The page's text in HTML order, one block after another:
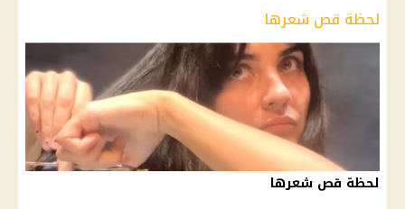
لحظة قص شعرها
لحظة قص شعرها